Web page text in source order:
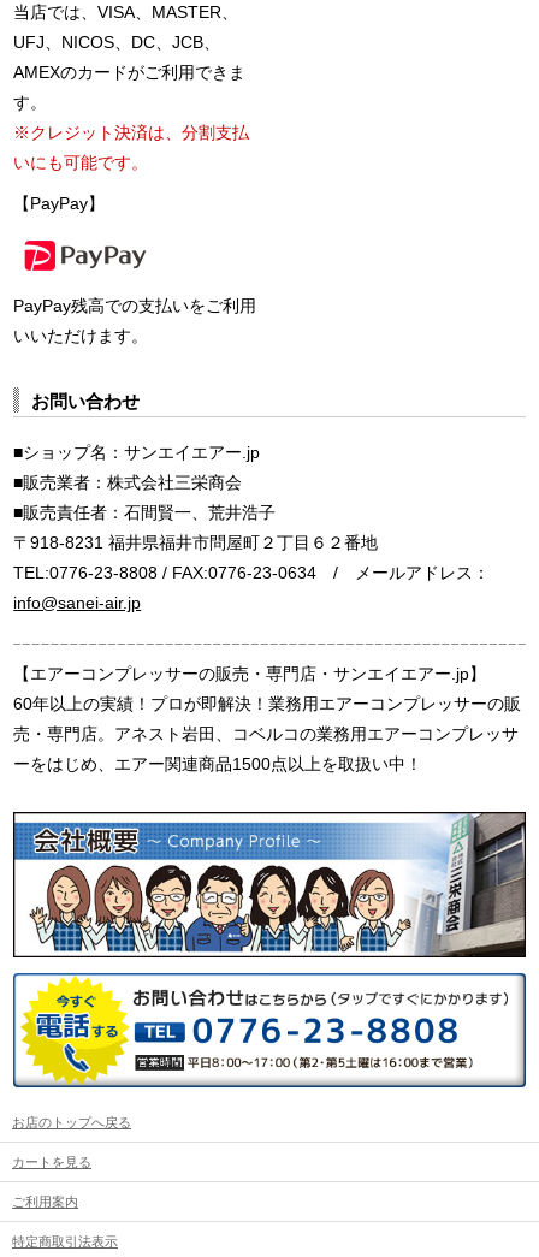
当店では、VISA、MASTER、
UFJ、NICOS、DC、JCB、
AMEXのカードがご利用できま
す。
※クレジット決済は、分割支払
いにも可能です。
【PayPay】
PayPay残高での支払いをご利用
いいただけます。
お問い合わせ
■ショップ名：サンエイエアー.jp
■販売業者：株式会社三栄商会
■販売責任者：石間賢一、荒井浩子
〒918-8231 福井県福井市問屋町２丁目６２番地
TEL:0776-23-8808 / FAX:0776-23-0634 / メールアドレス：
info@sanei-air.jp
【エアーコンプレッサーの販売・専門店・サンエイエアー.jp】
60年以上の実績！プロが即解決！業務用エアーコンプレッサーの販
売・専門店。アネスト岩田、コベルコの業務用エアーコンプレッサ
ーをはじめ、エアー関連商品1500点以上を取扱い中！
お店のトップへ戻る
カートを見る
ご利用案内
特定商取引法表示